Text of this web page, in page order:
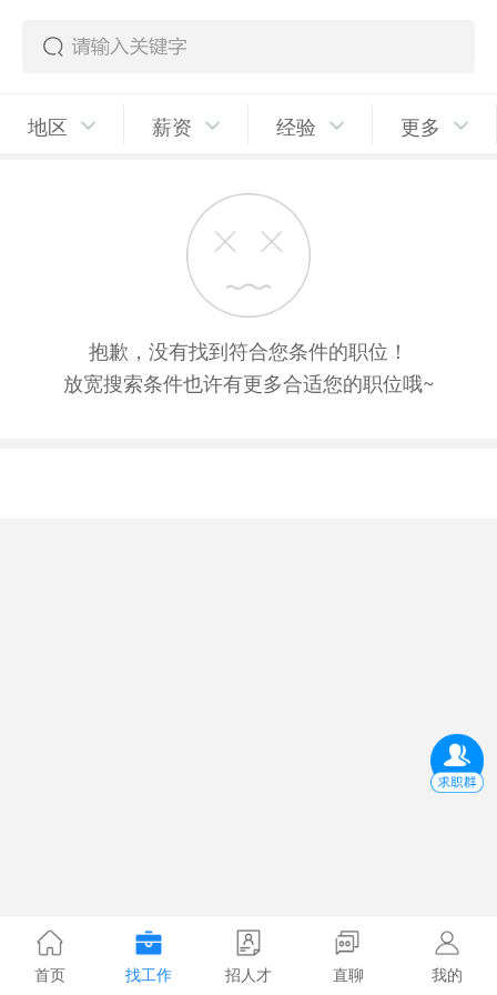
地区 薪资 经验 更多
抱歉，没有找到符合您条件的职位！
放宽搜索条件也许有更多合适您的职位哦~
首页 找工作 招人才 直聊 我的